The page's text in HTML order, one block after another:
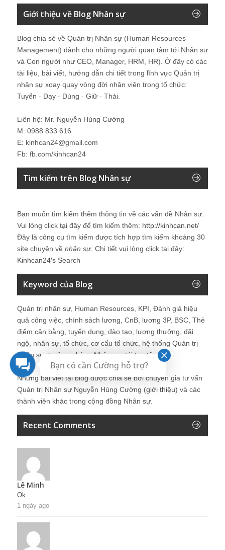
Giới thiệu về Blog Nhân sự
Blog chia sẻ về Quản trị Nhân sự (Human Resources
Management) dành cho những người quan tâm tới Nhân sự
và Con người như CEO, Manager, HRM, HR). Ở đây có các
tài liệu, bài viết, hướng dẫn chi tiết trong lĩnh vực Quản trị
nhân sự xoay quay vòng đời nhân viên trong tổ chức:
Tuyển - Dạy - Dùng - Giữ - Thải.
Liên hệ: Mr. Nguyễn Hùng Cường
M: 0988 833 616
E: kinhcan24@gmail.com
Fb: fb.com/kinhcan24
Tìm kiếm trên Blog Nhân sự
Bạn muốn tìm kiếm thêm thông tin về các vấn đề Nhân sự
Vui lòng click tại đây để tìm kiếm thêm: http://kinhcan.net/
Đây là công cụ tìm kiếm được tích hợp tìm kiếm khoảng 30
site chuyên về nhân sự. Chi tiết vui lòng click tại đây:
Kinhcan24′s Search
Keyword của Blog
Quản trị nhân sự, Human Resources, KPI, Đánh giá hiệu
quả công việc, chính sách lương, CnB, lương 3P, BSC, Thẻ
điểm cân bằng, tuyển dụng, đào tạo, lương thưởng, đãi
ngộ, nhân sự, tổ chức, cơ cấu tổ chức, hệ thống Quản trị
Nhân sự, trưởng phòng Nhân sự, tái tạo tổ chức
Những bài viết tại blog được chia sẻ bởi chuyên gia tư vấn
Quản trị Nhân sự Nguyễn Hùng Cường (giới thiệu) và các
thành viên khác trong cộng đồng Nhân sự.
Recent Comments
Lê Minh
Ok
1 ngày ago
Bạn có cần Cường hỗ trợ?